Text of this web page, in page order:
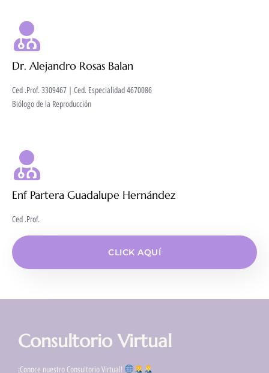
Dr. Alejandro Rosas Balan
Ced .Prof. 3309467 | Ced. Especialidad 4670086
Biólogo de la Reproducción
Enf Partera Guadalupe Hernández
Ced .Prof.
CLICK AQUÍ
Consultorio Virtual
¡Conoce nuestro Consultorio Virtual!